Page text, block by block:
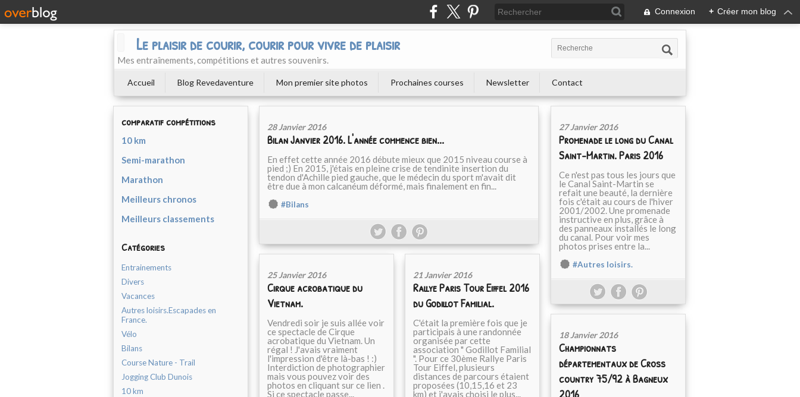
Connexion + Créer mon blog
Le plaisir de courir, courir pour vivre de plaisir
Mes entraînements, compétitions et autres souvenirs.
Accueil Blog Revedaventure Mon premier site photos Prochaines courses Newsletter Contact
comparatif compétitions
10 km
Semi-marathon
Marathon
Meilleurs chronos
Meilleurs classements
Catégories
Entrainements
Divers
Vacances
Autres loisirs.Escapades en
France.
Vélo
Bilans
Course Nature - Trail
Jogging Club Dunois
10 km
28 Janvier 2016
Bilan Janvier 2016. L'année commence bien...
En effet cette année 2016 débute mieux que 2015 niveau course à
pied ;) En 2015, j'étais en pleine crise de tendinite insertion du
tendon d'Achille pied gauche, que le médecin du sport m'avait dit
être due à mon calcanéum déformé, mais finalement en fin...
#Bilans
27 Janvier 2016
Promenade le long du Canal
Saint-Martin. Paris 2016
Ce n'est pas tous les jours que
le Canal Saint-Martin se
refait une beauté, la dernière
fois c'était au cours de l'hiver
2001/2002. Une promenade
instructive en plus, grâce à
des panneaux installés le long
du canal. Pour voir mes
photos prises entre la...
#Autres loisirs.
25 Janvier 2016
Cirque acrobatique du
Vietnam.
Vendredi soir je suis allée voir
ce spectacle de Cirque
acrobatique du Vietnam. Un
régal ! J'avais vraiment
l'impression d'être là-bas ! :)
Interdiction de photographier
mais vous pouvez voir des
photos en cliquant sur ce lien .
Si ce spectacle passe...
21 Janvier 2016
Rallye Paris Tour Eiffel 2016
du Godillot Familial.
C'était la première fois que je
participais à une randonnée
organisée par cette
association " Godillot Familial
". Pour ce 30ème Rallye Paris
Tour Eiffel, plusieurs
distances de parcours étaient
proposées (10,15,16 et 23
km) et j'avais choisi le plus...
18 Janvier 2016
Championnats
départementaux de Cross
country 75/92 à Bagneux